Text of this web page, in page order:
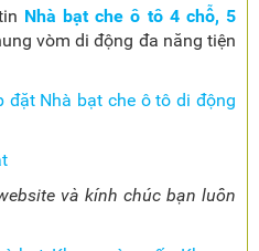
Nhà bạt che ô tô 4 chỗ, 5
vòm di động đa năng tiện
đặt Nhà bạt che ô tô di động
và kính chúc bạn luôn